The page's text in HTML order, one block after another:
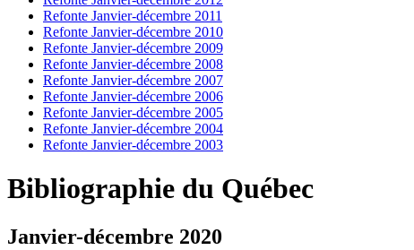
Refonte Janvier-décembre 2011
Refonte Janvier-décembre 2010
Refonte Janvier-décembre 2009
Refonte Janvier-décembre 2008
Refonte Janvier-décembre 2007
Refonte Janvier-décembre 2006
Refonte Janvier-décembre 2005
Refonte Janvier-décembre 2004
Refonte Janvier-décembre 2003
Bibliographie du Québec
Janvier-décembre 2020